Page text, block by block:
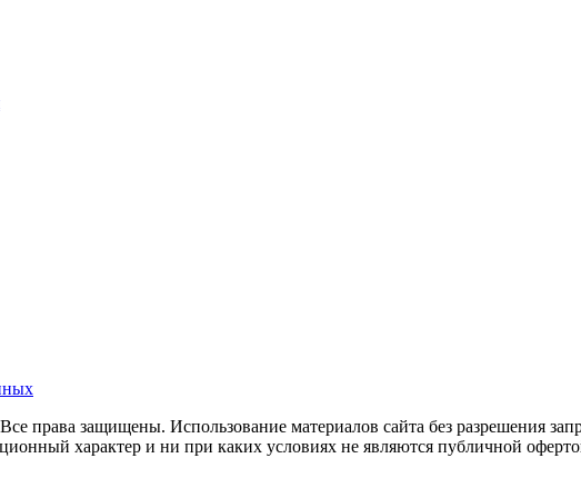
права защищены. Использование материалов сайта без разрешения
характер и ни при каких условиях не являются публичной